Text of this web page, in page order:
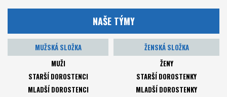
NAŠE TÝMY
MUŽSKÁ SLOŽKA
MUŽI
STARŠÍ DOROSTENCI
MLADŠÍ DOROSTENCI
ŽENSKÁ SLOŽKA
ŽENY
STARŠÍ DOROSTENKY
MLADŠÍ DOROSTENKY